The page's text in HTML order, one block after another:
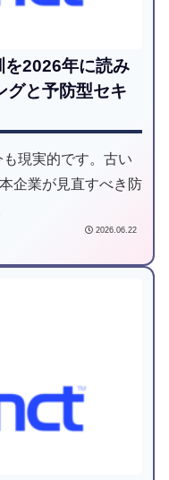
2026年に読み
グと予防型セキ
現実的です。古い
企業が見直すべき防
2026.06.22